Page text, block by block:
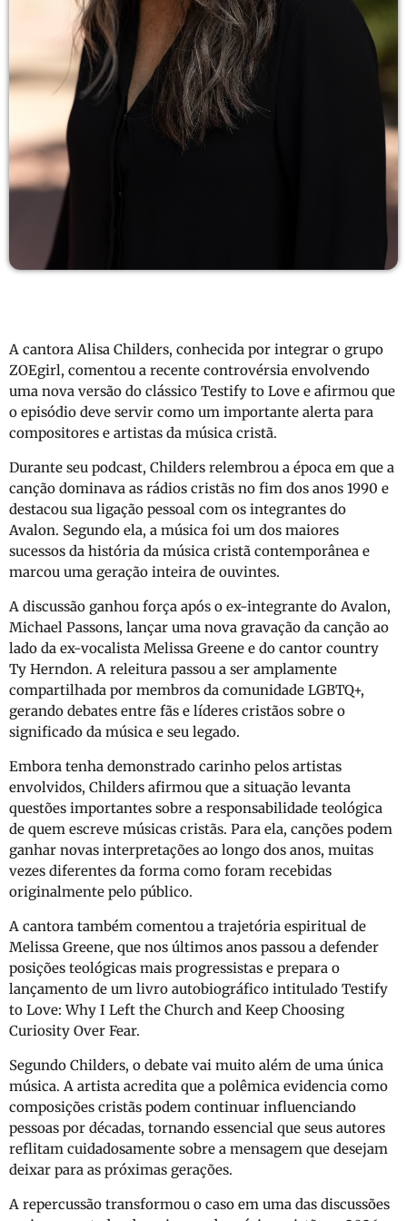
A cantora Alisa Childers, conhecida por integrar o grupo
ZOEgirl, comentou a recente controvérsia envolvendo
uma nova versão do clássico Testify to Love e afirmou que
o episódio deve servir como um importante alerta para
compositores e artistas da música cristã.
Durante seu podcast, Childers relembrou a época em que a
canção dominava as rádios cristãs no fim dos anos 1990 e
destacou sua ligação pessoal com os integrantes do
Avalon. Segundo ela, a música foi um dos maiores
sucessos da história da música cristã contemporânea e
marcou uma geração inteira de ouvintes.
A discussão ganhou força após o ex-integrante do Avalon,
Michael Passons, lançar uma nova gravação da canção ao
lado da ex-vocalista Melissa Greene e do cantor country
Ty Herndon. A releitura passou a ser amplamente
compartilhada por membros da comunidade LGBTQ+,
gerando debates entre fãs e líderes cristãos sobre o
significado da música e seu legado.
Embora tenha demonstrado carinho pelos artistas
envolvidos, Childers afirmou que a situação levanta
questões importantes sobre a responsabilidade teológica
de quem escreve músicas cristãs. Para ela, canções podem
ganhar novas interpretações ao longo dos anos, muitas
vezes diferentes da forma como foram recebidas
originalmente pelo público.
A cantora também comentou a trajetória espiritual de
Melissa Greene, que nos últimos anos passou a defender
posições teológicas mais progressistas e prepara o
lançamento de um livro autobiográfico intitulado Testify
to Love: Why I Left the Church and Keep Choosing
Curiosity Over Fear.
Segundo Childers, o debate vai muito além de uma única
música. A artista acredita que a polêmica evidencia como
composições cristãs podem continuar influenciando
pessoas por décadas, tornando essencial que seus autores
reflitam cuidadosamente sobre a mensagem que desejam
deixar para as próximas gerações.
A repercussão transformou o caso em uma das discussões